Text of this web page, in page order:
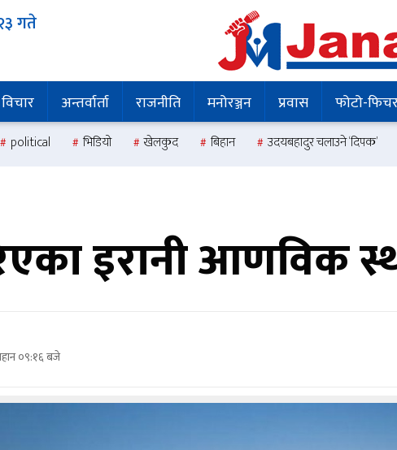
गते
विचार अन्तर्वार्ता राजनीति मनोरञ्जन प्रवास फोटो-
political भिडियो खेलकुद बिहान उदयबहादुर चलाउने ‘दिपक’
इरानी आणविक
०९:१६ बजे